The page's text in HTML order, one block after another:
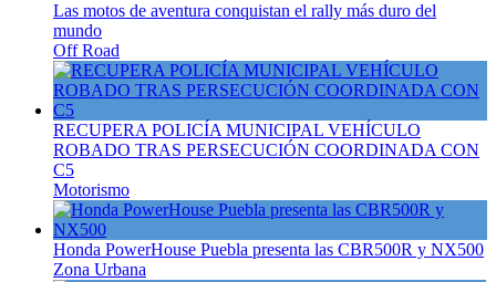
Las motos de aventura conquistan el rally más duro del
mundo
Off Road
RECUPERA POLICÍA MUNICIPAL VEHÍCULO
ROBADO TRAS PERSECUCIÓN COORDINADA CON
C5
Motorismo
Honda PowerHouse Puebla presenta las CBR500R y NX500
Zona Urbana